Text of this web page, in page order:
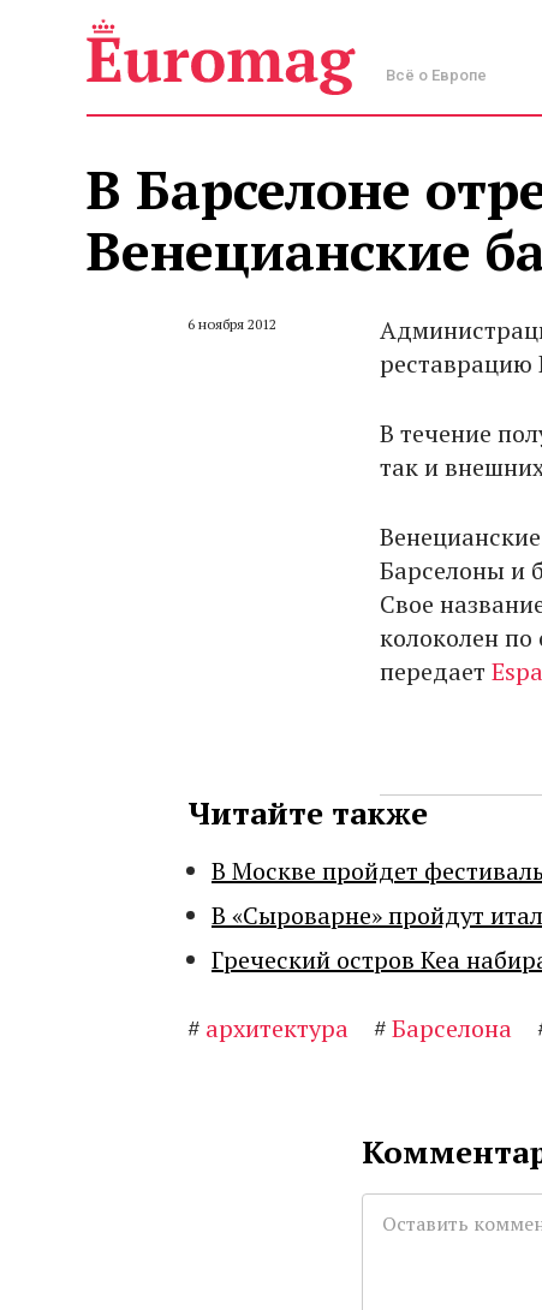
Всё о Европе
В Барселоне
Венецианские
6 ноября 2012
реставрацию
В течение
так и
Барселоны и
Свое
колоколен
передает
Читайте также
В Москве пройдет
В «Сыроварне» пройдут
Греческий остров Кеа
# архитектура #Барселона